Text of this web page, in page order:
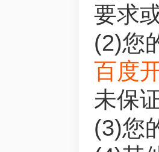
要求
(2)您
百度
未保
(3)您